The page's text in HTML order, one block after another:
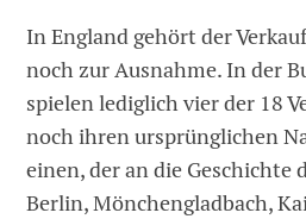
In England gehört der
noch zur Ausnahme. In der
spielen lediglich vier der 18
noch ihren ursprünglichen
einen, der an die Geschichte
Berlin, Mönchengladbach,